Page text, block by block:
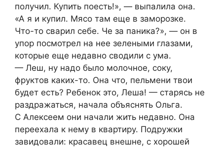
получил. Купить поесть!», — выпалила она.
«А я и купил. Мясо там еще в заморозке.
Что-то сварил себе. Че за паника?», — он в
упор посмотрел на нее зелеными глазами,
которые еще недавно сводили с ума.
— Леш, ну надо было молочное, соку,
фруктов каких-то. Она что, пельмени твои
будет есть? Ребенок это, Леша! — старясь не
раздражаться, начала объяснять Ольга.
С Алексеем они начали жить недавно. Она
переехала к нему в квартиру. Подружки
завидовали: красавец внешне, с хорошей